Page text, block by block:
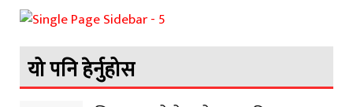
यो पनि हेर्नुहोस